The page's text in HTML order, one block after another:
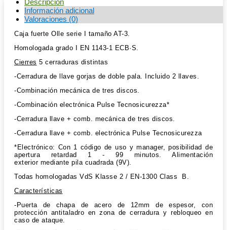
Descripción
Información adicional
Valoraciones (0)
Caja fuerte Olle serie I tamaño AT-3.
Homologada grado I EN 1143-1 ECB·S.
Cierres 5 cerraduras distintas
-Cerradura de llave gorjas de doble pala. Incluido 2 llaves.
-Combinación mecánica de tres discos.
-Combinación electrónica Pulse Tecnosicurezza*
-Cerradura llave + comb. mecánica de tres discos.
-Cerradura llave + comb. electrónica Pulse Tecnosicurezza
*Electrónico: Con 1 código de uso y manager, posibilidad de
apertura retardad 1 - 99 minutos. Alimentación
exterior mediante pila cuadrada (9V).
Todas homologadas VdS Klasse 2 / EN-1300 Class B.
Características
-Puerta de chapa de acero de 12mm de espesor, con
protección antitaladro en zona de cerradura y rebloqueo en
caso de ataque.